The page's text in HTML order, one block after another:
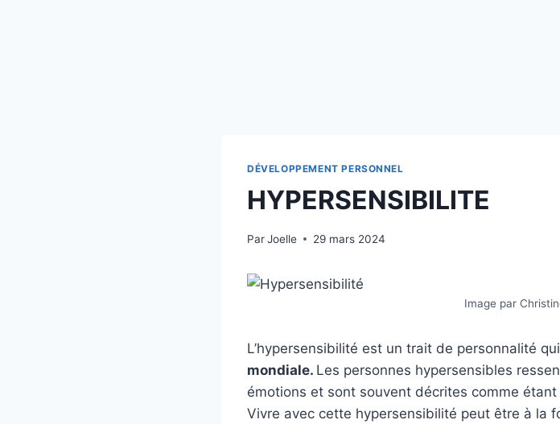
DÉVELOPPEMENT PERSONNEL
HYPERSENSIBILITE
ParJoelle 29 mars 2024
Image par
L’hypersensibilité est un trait de personnalité
mondiale. Les personnes hypersensibles
émotions et sont souvent décrites comme
Vivre avec cette hypersensibilité peut être à la